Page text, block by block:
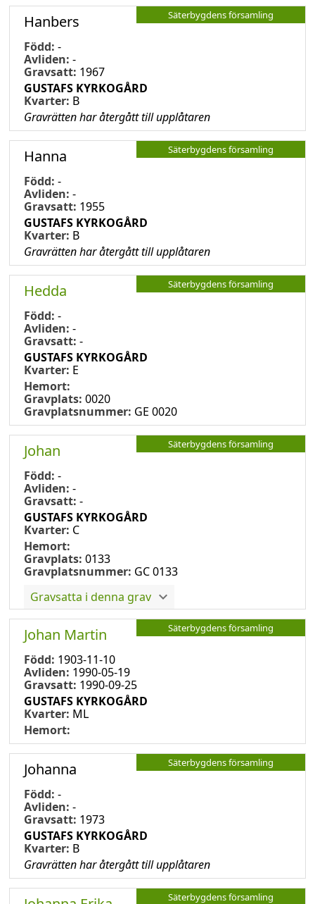
Säterbygdens församling
Hanbers
Född: -
Avliden: -
Gravsatt: 1967
GUSTAFS KYRKOGÅRD
Kvarter: B
Gravrätten har återgått till upplåtaren
Säterbygdens församling
Hanna
Född: -
Avliden: -
Gravsatt: 1955
GUSTAFS KYRKOGÅRD
Kvarter: B
Gravrätten har återgått till upplåtaren
Säterbygdens församling
Hedda
Född: -
Avliden: -
Gravsatt: -
GUSTAFS KYRKOGÅRD
Kvarter: E
Hemort:
Gravplats: 0020
Gravplatsnummer: GE 0020
Säterbygdens församling
Johan
Född: -
Avliden: -
Gravsatt: -
GUSTAFS KYRKOGÅRD
Kvarter: C
Hemort:
Gravplats: 0133
Gravplatsnummer: GC 0133
Gravsatta i denna grav
Säterbygdens församling
Johan Martin
Född: 1903-11-10
Avliden: 1990-05-19
Gravsatt: 1990-09-25
GUSTAFS KYRKOGÅRD
Kvarter: ML
Hemort:
Säterbygdens församling
Johanna
Född: -
Avliden: -
Gravsatt: 1973
GUSTAFS KYRKOGÅRD
Kvarter: B
Gravrätten har återgått till upplåtaren
Säterbygdens församling